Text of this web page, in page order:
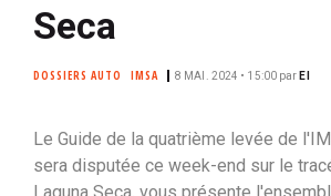
Seca
DOSSIERS AUTO IMSA 8 MAI. 2024 • 15:00 par EI
Le Guide de la quatrième levée de
sera disputée ce week-end sur le